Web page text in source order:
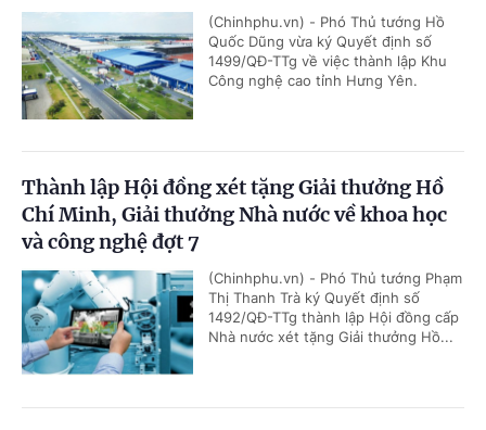
(Chinhphu.vn) - Phó Thủ tướng Hồ
Quốc Dũng vừa ký Quyết định số
1499/QĐ-TTg về việc thành lập Khu
Công nghệ cao tỉnh Hưng Yên.
Thành lập Hội đồng xét tặng Giải thưởng Hồ
Chí Minh, Giải thưởng Nhà nước về khoa học
và công nghệ đợt 7
(Chinhphu.vn) - Phó Thủ tướng Phạm
Thị Thanh Trà ký Quyết định số
1492/QĐ-TTg thành lập Hội đồng cấp
Nhà nước xét tặng Giải thưởng Hồ...